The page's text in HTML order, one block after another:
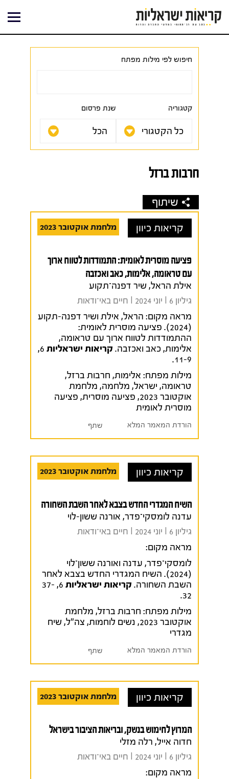
לתוכן
חיפוש לפי מילות מפתח
קטגוריה שנת פרסום
חרבות ברזל
שיתוף
מלחמת אוקטובר 2023 קריאות כיוון
פציעה מוסרית לאומית: התמודדות לטווח ארוך
עם טראומה, אלימות, כאב ואכזבה
אילת הראל, שיר דפנה־תקוע
גיליון 6 I יוני 2024 I חיים באי־ודאות
מראה מקום: הראל, אילת ושיר דפנה-תקוע
(2024). פציעה מוסרית לאומית:
ההתמודדות לטווח ארוך עם טראומה,
אלימות, כאב ואכזבה.קריאות ישראליות
6,
11-9.
מילות מפתח: אלימות, חרבות ברזל,
טראומה, ישראל, מלחמה, מלחמת
אוקטובר 2023
, פציעה מוסרית, פציעה
מוסרית לאומית
הורדת המאמר המלא שתף
מלחמת אוקטובר 2023 קריאות כיוון
השיח המגדרי החדש בצבא לאחר השבת השחורה
עדנה לומסקי־פדר, אורנה ששון-לוי
גיליון 6 I יוני 2024 I חיים באי־ודאות
מראה מקום:
לומסקי־פדר, עדנה ואורנה ששון־לוי
(2024). השיח המגדרי החדש בצבא לאחר
השבת השחורה.קריאות ישראליות
6, 37-
32.
מילות מפתח: חרבות ברזל, מלחמת
אוקטובר 2023
, נשים לוחמות, צה"ל,שיח
מגדרי
הורדת המאמר המלא שתף
מלחמת אוקטובר 2023 קריאות כיוון
המרוץ לחימוש בנשק, ובריאות הציבור בישראל
חדוה אייל, רלה מזלי
גיליון 6 I יוני 2024 I חיים באי־ודאות
מראה מקום: